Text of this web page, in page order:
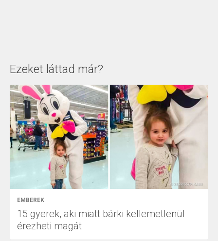
Ezeket láttad már?
EMBEREK
15 gyerek, aki miatt bárki kellemetlenül
érezheti magát